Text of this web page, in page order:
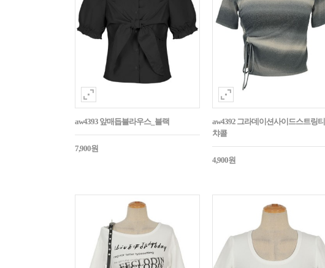
aw4393 앞매듭블라우스_블랙
7,900원
aw4392 그라데이션사이드스트링티_
챠콜
4,900원